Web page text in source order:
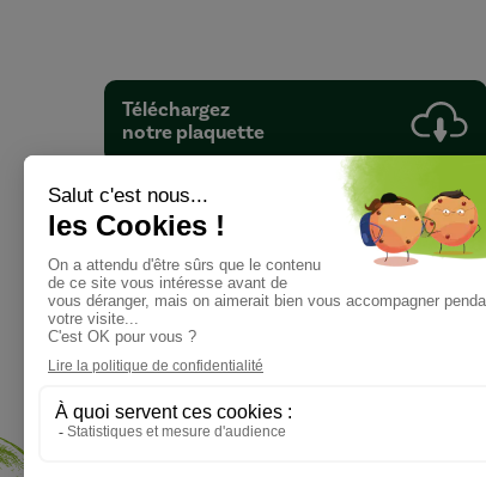
Téléchargez
notre plaquette